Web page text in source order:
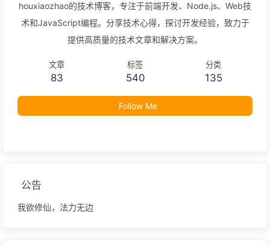
houxiaozhao的技术博客，专注于前端开发、Node.js、Web技
术和JavaScript编程。分享技术心得，探讨开发经验，致力于
提供高质量的技术文章和解决方案。
文章
83
标签
540
分类
135
Follow Me
公告
我欲修仙，法力无边